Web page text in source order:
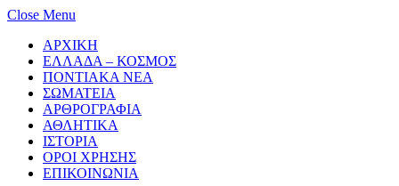
Close Menu
ΑΡΧΙΚΗ
ΕΛΛΑΔΑ – ΚΟΣΜΟΣ
ΠΟΝΤΙΑΚΑ ΝΕΑ
ΣΩΜΑΤΕΙΑ
ΑΡΘΡΟΓΡΑΦΙΑ
ΑΘΛΗΤΙΚΑ
ΙΣΤΟΡΙΑ
ΟΡΟΙ ΧΡΗΣΗΣ
ΕΠΙΚΟΙΝΩΝΙΑ